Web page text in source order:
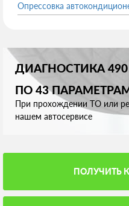
Опрессовка
ДИАГНОСТИКА 490
ПО 43
При прохождении ТО или
нашем автосервисе
ПОЛУЧИТЬ